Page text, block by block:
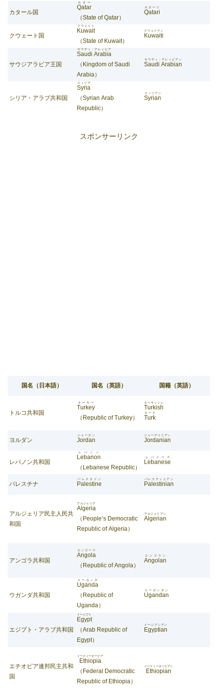
カタール国
Qatar
カター
（State of Qatar）
Qatari
カターリ
クウェート国
Kuwait
クウェイト
（State of Kuwait）
Kuwaiti
クウェイティ
サウジアラビア王国
Saudi Arabia
サウディ・アレィビア
（Kingdom of Saudi
Arabia）
Saudi Arabian
サウディ・アレィビアン
シリア・アラブ共和国
Syria
スィリア
（Syrian Arab
Republic）
Syrian
スィリアン
スポンサーリンク
国名（日本語） 国名（英語） 国籍（英語）
トルコ共和国
Turkey
ターキー
（Republic of Turkey）
Turkish
ターキッシュ
Turk
ターク
ヨルダン Jordan
ジョーダン
Jordanian
ジョーデイニアン
レバノン共和国
Lebanon
レバノン
（Lebanese Republic）
Lebanese
レバニーズ
パレスチナ Palestine
パレスタイン
Palestinian
パレスティニアン
アルジェリア民主人民共
和国
Algeria
アルジェリア
（People’s Democratic
Republic of Algeria）
Algerian
アルジェリアン
アンゴラ共和国
Angola
エンゴーラ
（Republic of Angola）
Angolan
エンゴラン
ウガンダ共和国
Uganda
ユーガンダ
（Republic of
Uganda）
Ugandan
ユーガンダン
エジプト・アラブ共和国
Egypt
イージプト
（Arab Republic of
Egypt）
Egyptian
イージプシアン
エチオピア連邦民主共和
国
Ethiopia
イースィーオーピア
（Federal Democratic
Republic of Ethiopia）
Ethiopian
イースィーオーピアン